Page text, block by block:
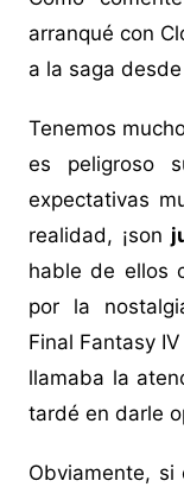
arranqué con
a la saga
Tenemos
es peligroso
expectativas
realidad, ¡son
hable de ellos
por la
Final Fantasy
llamaba la
tardé en darle
Obviamente,